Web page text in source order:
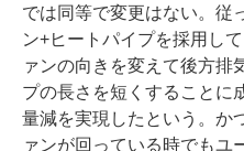
では同等で変更はない。従
ン+ヒートパイプを採用し
ァンの向きを変えて後方排
プの長さを短くすることに
量減を実現したという。か
ァンが回っている時でもユ